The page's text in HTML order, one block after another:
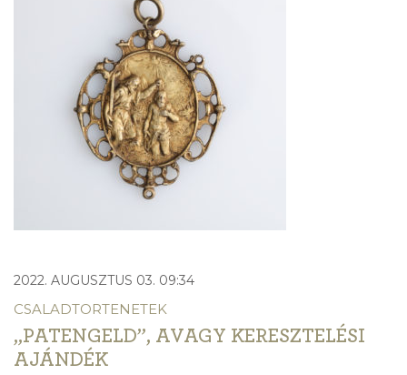
2022. AUGUSZTUS 03. 09:34
CSALADTORTENETEK
„PATENGELD”, AVAGY KERESZTELÉSI
AJÁNDÉK